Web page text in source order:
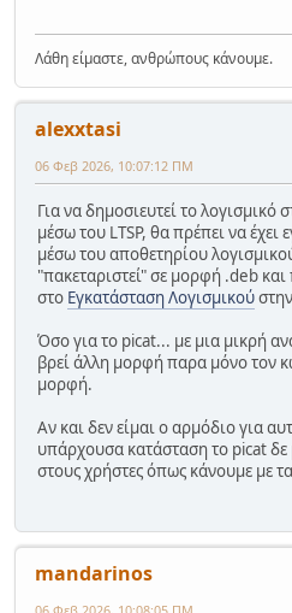
Λάθη είμαστε, ανθρώπους κάνουμε.
alexxtasi
06 Φεβ 2026, 10:07:12 ΠΜ
Για να δημοσιευτεί το λογισμικό
μέσω του LTSP, θα πρέπει να έχει
μέσω του αποθετηρίου
"πακεταριστεί" σε μορφή .deb
στο Εγκατάσταση Λογισμικού
Όσο για το picat... με μια μικρή
βρεί άλλη μορφή παρα μόνο τον
μορφή.
Αν και δεν είμαι ο αρμόδιο για
υπάρχουσα κατάσταση το picat δε
στους χρήστες όπως κάνουμε με
mandarinos